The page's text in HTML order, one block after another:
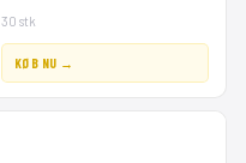
30 stk
KØB NU →